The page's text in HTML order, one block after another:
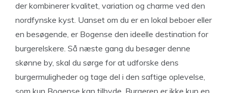
der kombinerer kvalitet, variation og charme ved den
nordfynske kyst. Uanset om du er en lokal beboer eller
en besøgende, er Bogense den ideelle destination for
burgerelskere. Så næste gang du besøger denne
skønne by, skal du sørge for at udforske dens
burgermuligheder og tage del i den saftige oplevelse,
som kun Bogense kan tilbyde. Burgeren er ikke kun en